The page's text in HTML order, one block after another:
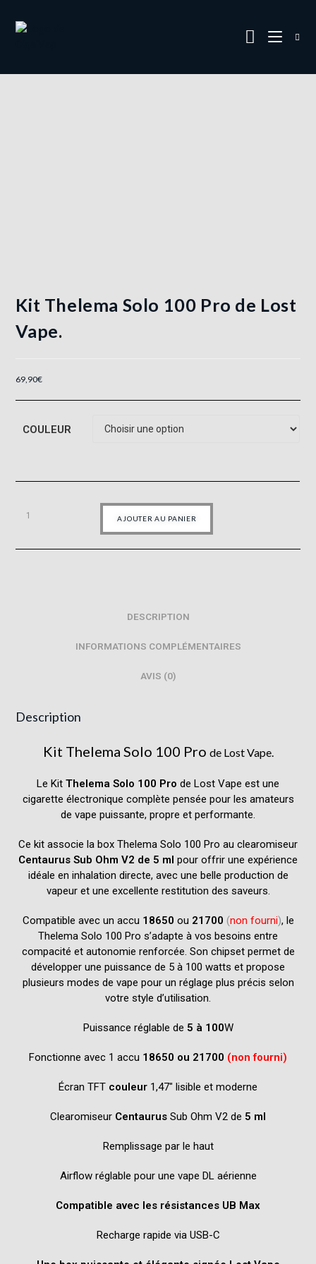
Kit Thelema Solo 100 Pro de Lost
Vape.
69,90€
COULEUR
AJOUTER AU PANIER
DESCRIPTION
INFORMATIONS COMPLÉMENTAIRES
AVIS (0)
Description
Kit Thelema Solo 100 Pro de Lost Vape.
Le Kit Thelema Solo 100 Pro de Lost Vape est une
cigarette électronique complète pensée pour les amateurs
de vape puissante, propre et performante.
Ce kit associe la box Thelema Solo 100 Pro au clearomiseur
Centaurus Sub Ohm V2 de 5 ml pour offrir une expérience
idéale en inhalation directe, avec une belle production de
vapeur et une excellente restitution des saveurs.
Compatible avec un accu 18650 ou 21700 (non fourni), le
Thelema Solo 100 Pro s’adapte à vos besoins entre
compacité et autonomie renforcée. Son chipset permet de
développer une puissance de 5 à 100 watts et propose
plusieurs modes de vape pour un réglage plus précis selon
votre style d’utilisation.
Puissance réglable de 5 à 100W
Fonctionne avec 1 accu 18650 ou 21700 (non fourni)
Écran TFT couleur 1,47″ lisible et moderne
Clearomiseur Centaurus Sub Ohm V2 de 5 ml
Remplissage par le haut
Airflow réglable pour une vape DL aérienne
Compatible avec les résistances UB Max
Recharge rapide via USB-C